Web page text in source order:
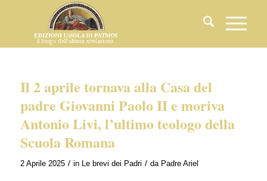
Il 2 aprile tornava alla Casa del
padre Giovanni Paolo II e moriva
Antonio Livi, l’ultimo teologo della
Scuola Romana
2 Aprile 2025 / in Le brevi dei Padri / da Padre Ariel